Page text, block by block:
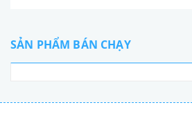
SẢN PHẨM BÁN CHẠY